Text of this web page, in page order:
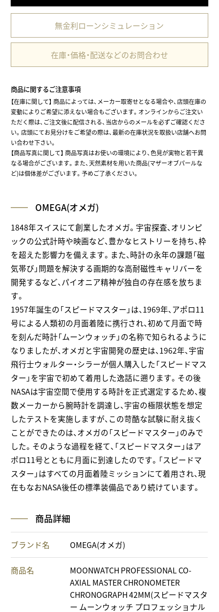
無金利ローンシミュレーション
在庫・価格・配送などのお問合わせ
商品に関するご注意事項
【在庫に関して】商品によっては、メーカー取寄せとなる場合や、店頭在庫の
変動によりご希望に添えない場合もございます。オンラインからご注文い
ただく際は、ご注文後に配信される、当店からのメールを必ずご確認くださ
い。店頭にてお見分けをご希望の際は、最新の在庫状況を取扱い店舗へお問
い合わせ下さい。
【商品写真に関して】 商品写真はお使いの環境により、色見が実物と若干異
なる場合がございます。また、天然素材を用いた商品(マザーオブパールな
ど)は個体差がございます。予めご了承ください。
OMEGA(オメガ)
1848年スイスにて創業したオメガ。宇宙探査、オリンピ
ックの公式計時や映画など、豊かなヒストリーを持ち、枠
を超えた影響力を備えます。また、時計の永年の課題「磁
気帯び」問題を解決する画期的な高耐磁性キャリバーを
開発するなど、パイオニア精神が独自の存在感を放ちま
す。
1957年誕生の「スピードマスター」は、1969年、アポロ11
号による人類初の月面着陸に携行され、初めて月面で時
を刻んだ時計「ムーンウォッチ」の名称で知られるように
なりましたが、オメガと宇宙開発の歴史は、1962年、宇宙
飛行士ウォルター・シラーが個人購入した「スピードマス
ター」を宇宙で初めて着用した逸話に遡ります。その後
NASAは宇宙空間で使用する時計を正式選定するため、複
数メーカーから腕時計を調達し、宇宙の極限状態を想定
したテストを実施しますが、この苛酷な試験に耐え抜く
ことができたのは、オメガの「スピードマスター」のみで
した。そのような過程を経て、「スピードマスター」はア
ポロ11号とともに月面に到達したのです。「スピードマ
スター」はすべての月面着陸ミッションにて着用され、現
在もなおNASA後任の標準装備品であり続けています。
商品詳細
ブランド名 OMEGA(オメガ)
商品名
MOONWATCH PROFESSIONAL CO-
AXIAL MASTER CHRONOMETER
CHRONOGRAPH 42MM(スピードマスタ
ー ムーンウォッチ プロフェッショナル